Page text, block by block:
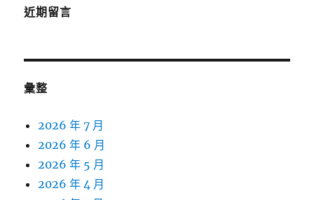
近期留言
彙整
2026 年 7 月
2026 年 6 月
2026 年 5 月
2026 年 4 月